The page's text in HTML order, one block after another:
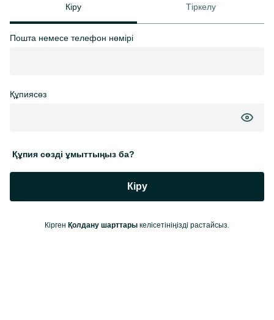
Кіру Тіркелу
Пошта немесе телефон нөмірі
Құпиясөз
Құпия сөзді ұмыттыңыз ба?
Кіру
Кірген Қолдану шарттары келісетініңізді растайсыз.